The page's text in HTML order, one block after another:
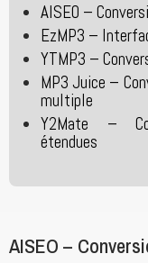
AISEO –
EzMP3 –
YTMP3 –
MP3 Juice –
multiple
Y2Mate –
étendues
AISEO –